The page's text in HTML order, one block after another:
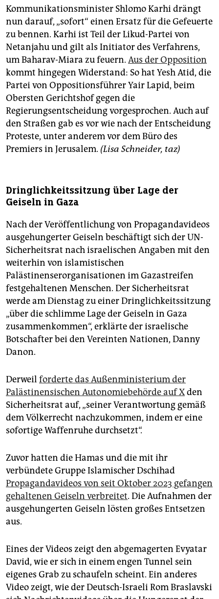
Kommunikationsminister Shlomo Karhi drängt
nun darauf, „sofort“ einen Ersatz für die Gefeuerte
zu bennen. Karhi ist Teil der Likud-Partei von
Netanjahu und gilt als Initiator des Verfahrens,
um Baharav-Miara zu feuern. Aus der Opposition
kommt hingegen Widerstand: So hat Yesh Atid, die
Partei von Oppositionsführer Yair Lapid, beim
Obersten Gerichtshof gegen die
Regierungsentscheidung vorgesprochen. Auch auf
den Straßen gab es vor wie nach der Entscheidung
Proteste, unter anderem vor dem Büro des
Premiers in Jerusalem. (Lisa Schneider, taz)
Dringlichkeitssitzung über Lage der
Geiseln in Gaza
Nach der Veröffentlichung von Propagandavideos
ausgehungerter Geiseln beschäftigt sich der UN-
Sicherheitsrat nach israelischen Angaben mit den
weiterhin von islamistischen
Palästinenserorganisationen im Gazastreifen
festgehaltenen Menschen. Der Sicherheitsrat
werde am Dienstag zu einer Dringlichkeitssitzung
„über die schlimme Lage der Geiseln in Gaza
zusammenkommen“, erklärte der israelische
Botschafter bei den Vereinten Nationen, Danny
Danon.
Derweil forderte das Außenministerium der
Palästinensischen Autonomiebehörde auf Xden
Sicherheitsrat auf, „seiner Verantwortung gemäß
dem Völkerrecht nachzukommen, indem er eine
sofortige Waffenruhe durchsetzt“.
Zuvor hatten die Hamas und die mit ihr
verbündete Gruppe Islamischer Dschihad
Propagandavideos von seit Oktober 2023 gefangen
gehaltenen Geiseln verbreitet. Die Aufnahmen der
ausgehungerten Geiseln lösten großes Entsetzen
aus.
Eines der Videos zeigt den abgemagerten Evyatar
David, wie er sich in einem engen Tunnel sein
eigenes Grab zu schaufeln scheint. Ein anderes
Video zeigt, wie der Deutsch-Israeli Rom Braslavski